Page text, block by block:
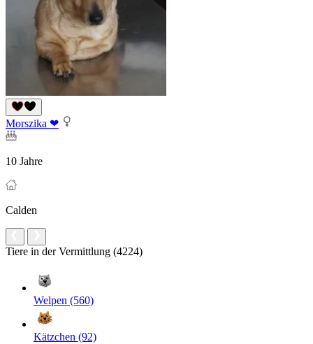
Morszika ❤
10 Jahre
Calden
Tiere in der Vermittlung (4224)
Welpen (560)
Kätzchen (92)